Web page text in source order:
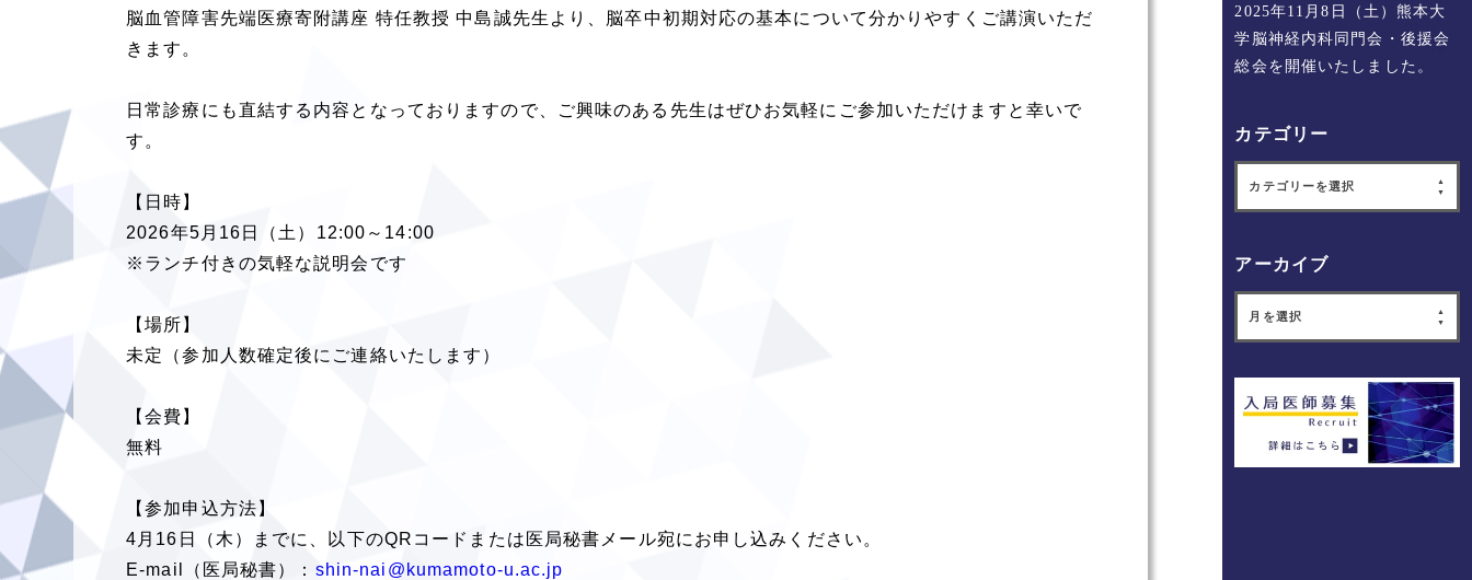
脳血管障害先端医療寄附講座 特任教授 中島誠先生より、脳卒中初期対応の基本について分かりやすくご講演いただ
きます。
日常診療にも直結する内容となっておりますので、ご興味のある先生はぜひお気軽にご参加いただけますと幸いで
す。
【日時】
2026年5月16日（土）12:00～14:00
※ランチ付きの気軽な説明会です
【場所】
未定（参加人数確定後にご連絡いたします）
【会費】
無料
【参加申込方法】
4月16日（木）までに、以下のQRコードまたは医局秘書メール宛にお申し込みください。
E-mail（医局秘書）： shin-nai@kumamoto-u.ac.jp
2025年11月8日（土）熊本大
学脳神経内科同門会・後援会
総会を開催いたしました。
カテゴリー
カテゴリーを選択
アーカイブ
月を選択